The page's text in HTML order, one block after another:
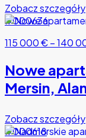
Zobacz szczegóły
#000636
115 000 €–140
Nowe
Mersin,
Zobacz szczegóły
#000618